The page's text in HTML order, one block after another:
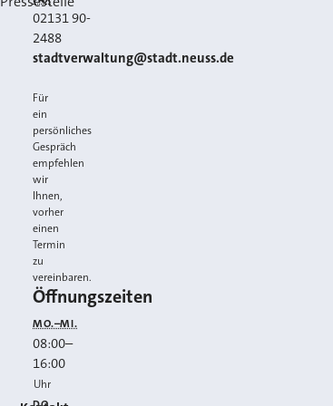
02131 90-
2488
E-MAIL
stadtverwaltung@stadt.neuss.de
Für
ein
persönliches
Gespräch
empfehlen
wir
Ihnen,
vorher
einen
Termin
zu
vereinbaren.
Öffnungszeiten
MO.–MI.
08:00–
16:00
Uhr